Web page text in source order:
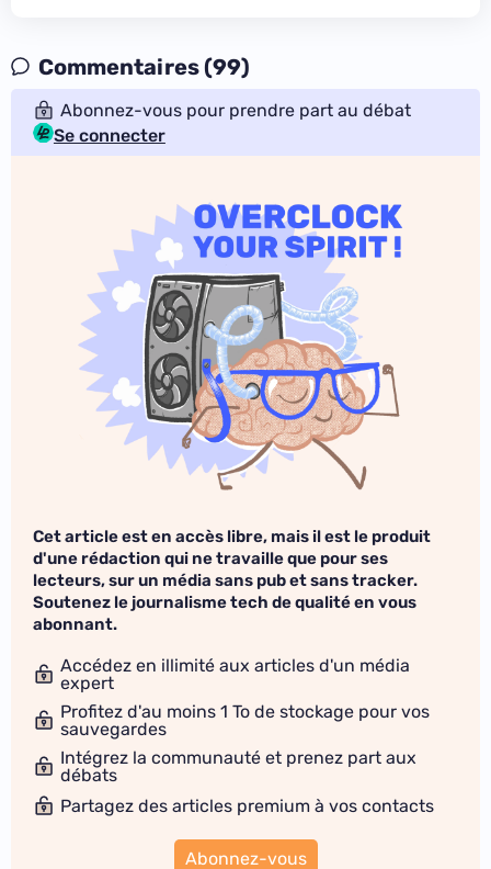
Commentaires (99)
Abonnez-vous pour prendre part au débat
Se connecter
Cet article est en accès libre, mais il est le produit
d'une rédaction qui ne travaille que pour ses
lecteurs, sur un média sans pub et sans tracker.
Soutenez le journalisme tech de qualité en vous
abonnant.
Accédez en illimité aux articles d'un média
expert
Profitez d'au moins 1 To de stockage pour vos
sauvegardes
Intégrez la communauté et prenez part aux
débats
Partagez des articles premium à vos contacts
Abonnez-vous